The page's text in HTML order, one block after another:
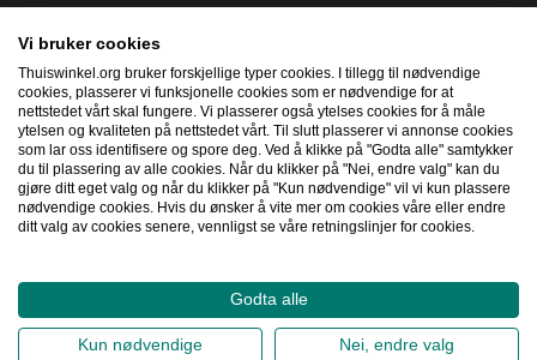
verktøy og råd, advokatvirksomhet, markedsundersøkelser,
og har vår egen utdanningsplattform, Thuiswinkel e-
Academy.
Naviger raskt
2026©Thuiswinkel.org
Vi bruker cookies
Thuiswinkel.org bruker forskjellige typer cookies. I tillegg til nødvendige
cookies, plasserer vi funksjonelle cookies som er nødvendige for at
nettstedet vårt skal fungere. Vi plasserer også ytelses cookies for å måle
ytelsen og kvaliteten på nettstedet vårt. Til slutt plasserer vi annonse cookies
som lar oss identifisere og spore deg. Ved å klikke på "Godta alle" samtykker
du til plassering av alle cookies. Når du klikker på "Nei, endre valg" kan du
gjøre ditt eget valg og når du klikker på "Kun nødvendige" vil vi kun plassere
nødvendige cookies. Hvis du ønsker å vite mer om cookies våre eller endre
ditt valg av cookies senere, vennligst se våre retningslinjer for cookies.
Godta alle
Kun nødvendige Nei, endre valg